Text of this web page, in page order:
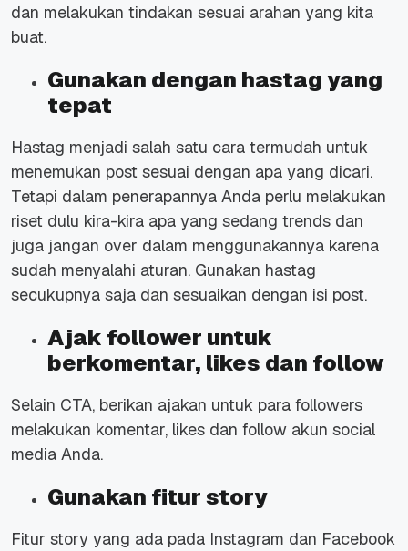
dan melakukan tindakan sesuai arahan yang kita
buat.
Gunakan dengan hastag yang
tepat
Hastag menjadi salah satu cara termudah untuk
menemukan post sesuai dengan apa yang dicari.
Tetapi dalam penerapannya Anda perlu melakukan
riset dulu kira-kira apa yang sedang trends dan
juga jangan over dalam menggunakannya karena
sudah menyalahi aturan. Gunakan hastag
secukupnya saja dan sesuaikan dengan isi post.
Ajak follower untuk
berkomentar, likes dan follow
Selain CTA, berikan ajakan untuk para followers
melakukan komentar, likes dan follow akun social
media Anda.
Gunakan fitur story
Fitur story yang ada pada Instagram dan Facebook